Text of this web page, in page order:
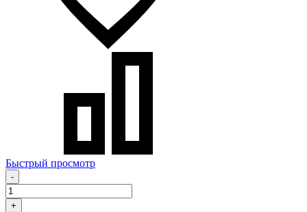
Быстрый просмотр
-
+